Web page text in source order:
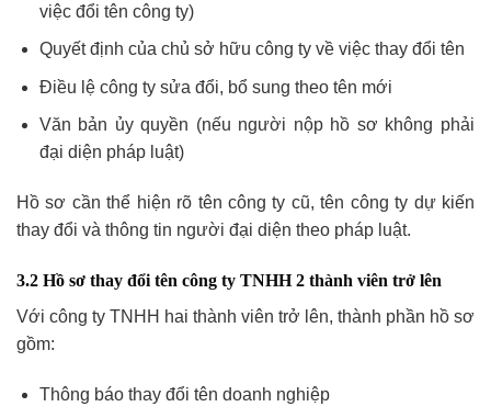
việc đổi tên công ty)
Quyết định của chủ sở hữu công ty về việc thay đổi tên
Điều lệ công ty sửa đổi, bổ sung theo tên mới
Văn bản ủy quyền (nếu người nộp hồ sơ không phải
đại diện pháp luật)
Hồ sơ cần thể hiện rõ tên công ty cũ, tên công ty dự kiến
thay đổi và thông tin người đại diện theo pháp luật.
3.2 Hồ sơ thay đổi tên công ty TNHH 2 thành viên trở lên
Với công ty TNHH hai thành viên trở lên, thành phần hồ sơ
gồm:
Thông báo thay đổi tên doanh nghiệp